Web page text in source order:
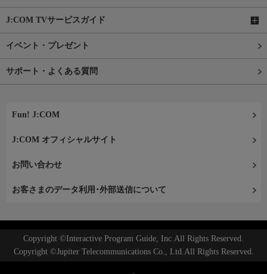
J:COM TVサービスガイド
イベント・プレゼント
サポート・よくある質問
Fun! J:COM
J:COM オフィシャルサイト
お問い合わせ
お客さまのデータ利用･外部送信について
Copyright ©Interactive Program Guide, Inc.All Rights Reserved.
Copyright ©Jupiter Telecommunications Co., Ltd.All Rights Reserved.